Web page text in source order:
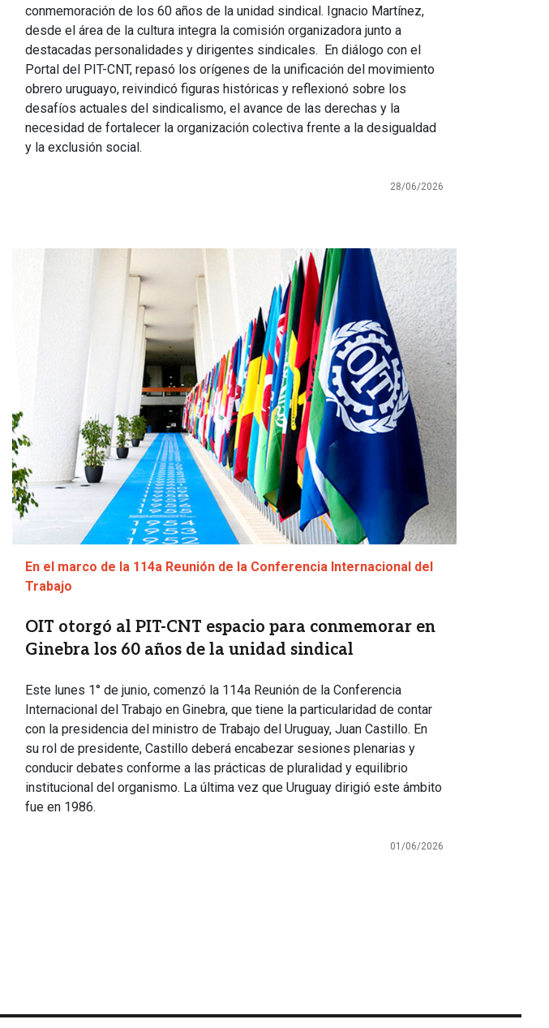
conmemoración de los 60 años de la unidad sindical. Ignacio Martínez,
desde el área de la cultura integra la comisión organizadora junto a
destacadas personalidades y dirigentes sindicales. En diálogo con el
Portal del PIT-CNT, repasó los orígenes de la unificación del movimiento
obrero uruguayo, reivindicó figuras históricas y reflexionó sobre los
desafíos actuales del sindicalismo, el avance de las derechas y la
necesidad de fortalecer la organización colectiva frente a la desigualdad
y la exclusión social.
28/06/2026
En el marco de la 114a Reunión de la Conferencia Internacional del
Trabajo
OIT otorgó al PIT-CNT espacio para conmemorar en
Ginebra los 60 años de la unidad sindical
Este lunes 1° de junio, comenzó la 114a Reunión de la Conferencia
Internacional del Trabajo en Ginebra, que tiene la particularidad de contar
con la presidencia del ministro de Trabajo del Uruguay, Juan Castillo. En
su rol de presidente, Castillo deberá encabezar sesiones plenarias y
conducir debates conforme a las prácticas de pluralidad y equilibrio
institucional del organismo. La última vez que Uruguay dirigió este ámbito
fue en 1986.
01/06/2026